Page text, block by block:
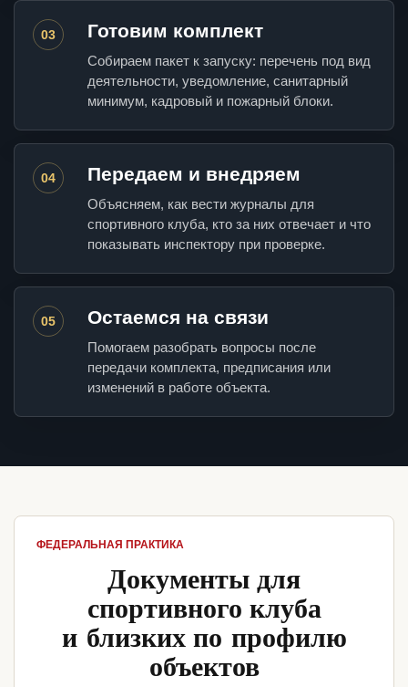
03 Готовим комплект
Собираем пакет к запуску: перечень под вид
деятельности, уведомление, санитарный
минимум, кадровый и пожарный блоки.
04 Передаем и внедряем
Объясняем, как вести журналы для
спортивного клуба, кто за них отвечает и что
показывать инспектору при проверке.
05 Остаемся на связи
Помогаем разобрать вопросы после
передачи комплекта, предписания или
изменений в работе объекта.
ФЕДЕРАЛЬНАЯ ПРАКТИКА
Документы для
спортивного клуба
и близких по профилю
объектов